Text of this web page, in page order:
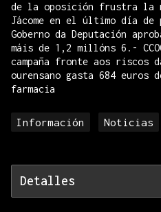
de la oposición frustra la
Jácome en el último día de
Goberno da Deputación
máis de 1,2 millóns 6.-
campaña fronte aos riscos
ourensano gasta 684 euros
farmacia
Información Noticias
Detalles